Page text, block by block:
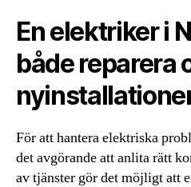
En elektriker i
både reparera
För att hantera elektriska
det avgörande att anlita rätt
av tjänster gör det möjligt att